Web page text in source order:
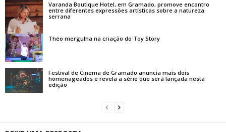
Varanda Boutique Hotel, em Gramado, promove encontro
entre diferentes expressões artísticas sobre a natureza
serrana
Théo mergulha na criação do Toy Story
Festival de Cinema de Gramado anuncia mais dois
homenageados e revela a série que será lançada nesta
edição